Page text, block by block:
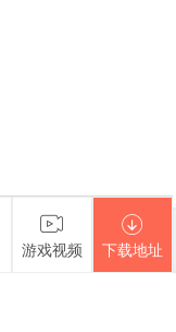
游戏视频 下载地址